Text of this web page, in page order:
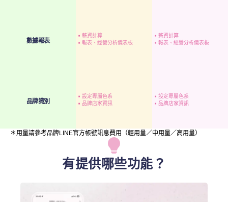
數據報表
▪︎ 薪資計算
▪︎ 報表、經營分析儀表板
▪︎ 薪資計算
▪︎ 報表、經營分析儀表板
品牌識別
▪︎ 設定專屬色系
▪︎ 品牌店家資訊
▪︎ 設定專屬色系
▪︎ 品牌店家資訊
＊用量請參考品牌LINE官方帳號訊息費用（輕用量／中用量／高用量）
有提供哪些功能？